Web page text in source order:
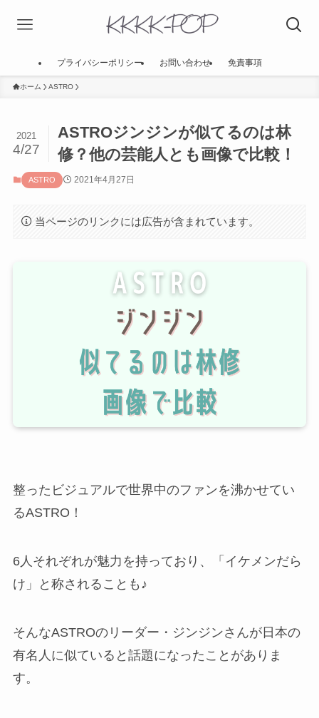
プライバシーポリシー お問い合わせ 免責事項
ホーム ASTRO
ASTROジンジンが似てるのは林
修？他の芸能人とも画像で比較！
2021
4/27
ASTRO 2021年4月27日
当ページのリンクには広告が含まれています。
整ったビジュアルで世界中のファンを沸かせてい
るASTRO！
6人それぞれが魅力を持っており、「イケメンだら
け」と称されることも♪
そんなASTROのリーダー・ジンジンさんが日本の
有名人に似ていると話題になったことがありま
す。